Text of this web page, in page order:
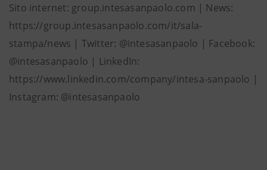
Sito internet: group.intesasanpaolo.com | News:
https://group.intesasanpaolo.com/it/sala-
stampa/news | Twitter: @intesasanpaolo | Facebook:
@intesasanpaolo | LinkedIn:
https://www.linkedin.com/company/intesa-sanpaolo |
Instagram: @intesasanpaolo